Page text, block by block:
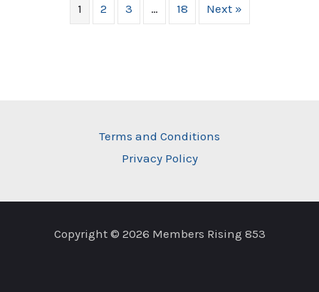
1 2 3 … 18 Next »
Terms and Conditions
Privacy Policy
Copyright © 2026 Members Rising 853